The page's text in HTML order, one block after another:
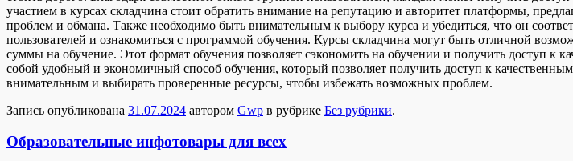
участием в курсах складчина стоит обратить внимание на репутацию и авторитет платформы,
проблем и обмана. Также необходимо быть внимательным к выбору курса и убедиться, что он
пользователей и ознакомиться с программой обучения. Курсы складчина могут быть отличной
суммы на обучение. Этот формат обучения позволяет сэкономить на обучении и получить доступ к
собой удобный и экономичный способ обучения, который позволяет получить доступ к
внимательным и выбирать проверенные ресурсы, чтобы избежать возможных проблем.
Запись опубликована 31.07.2024 автором Gwp в рубрике Без рубрики.
Образовательные инфотовары для всех